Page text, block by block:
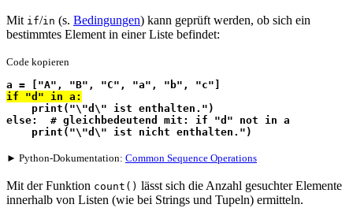
Mit if/in (s. Bedingungen) kann geprüft werden, ob sich ein
bestimmtes Element in einer Liste befindet:
Code kopieren
a = ["A", "B", "C", "a", "b", "c"]
if "d" in a:
    print("\"d\" ist enthalten.")
else:  # gleichbedeutend mit: if "d" not in a
    print("\"d\" ist nicht enthalten.")
► Python-Dokumentation: Common Sequence Operations
Mit der Funktion count() lässt sich die Anzahl gesuchter Elemente
innerhalb von Listen (wie bei Strings und Tupeln) ermitteln.